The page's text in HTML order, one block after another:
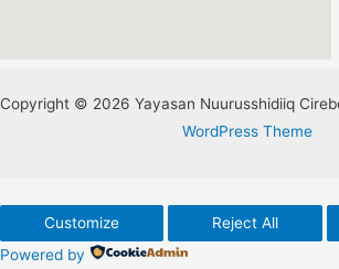
Copyright © 2026 Yayasan Nuurusshidiiq
WordPress Theme
Customize Reject All
Powered by